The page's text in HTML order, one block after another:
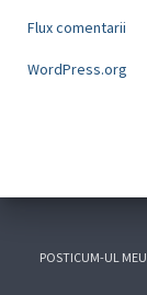
Flux comentarii
WordPress.org
POSTICUM-UL MEU